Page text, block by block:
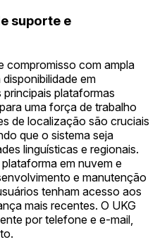
suporte e
compromisso com ampla
em
plataformas
uma força de trabalho
de localização são cruciais
que o sistema seja
linguísticas e regionais.
em nuvem e
e manutenção
tenham acesso aos
mais recentes. O UKG
por telefone e e-mail,